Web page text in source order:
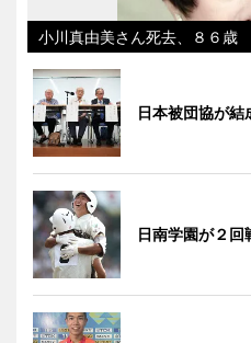
小川真由美さん死去、８６歳
日本被団協が結
日南学園が２